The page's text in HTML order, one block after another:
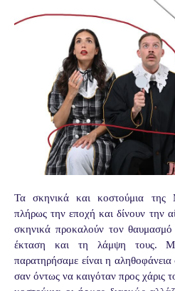
Τα σκηνικά και κοστούμια της
πλήρως την εποχή και δίνουν την
σκηνικά προκαλούν τον
έκταση και τη λάμψη τους.
παρατηρήσαμε είναι η
σαν όντως να καιγόταν προς χάρις